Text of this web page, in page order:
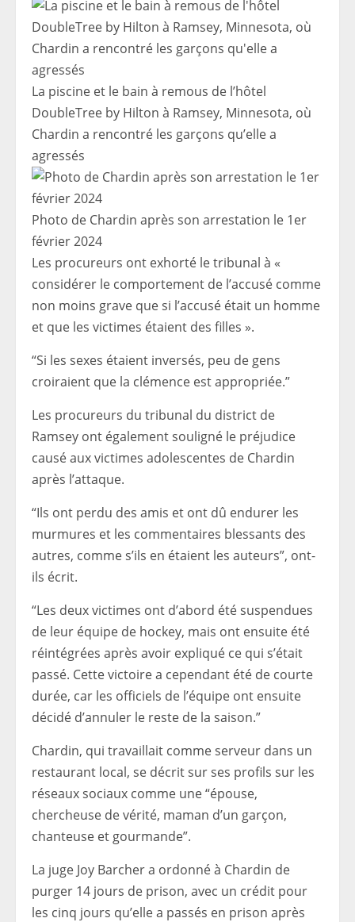
La piscine et le bain à remous de l’hôtel
DoubleTree by Hilton à Ramsey, Minnesota, où
Chardin a rencontré les garçons qu’elle a
agressés
Photo de Chardin après son arrestation le 1er
février 2024
Les procureurs ont exhorté le tribunal à «
considérer le comportement de l’accusé comme
non moins grave que si l’accusé était un homme
et que les victimes étaient des filles ».
“Si les sexes étaient inversés, peu de gens
croiraient que la clémence est appropriée.”
Les procureurs du tribunal du district de
Ramsey ont également souligné le préjudice
causé aux victimes adolescentes de Chardin
après l’attaque.
“Ils ont perdu des amis et ont dû endurer les
murmures et les commentaires blessants des
autres, comme s’ils en étaient les auteurs”, ont-
ils écrit.
“Les deux victimes ont d’abord été suspendues
de leur équipe de hockey, mais ont ensuite été
réintégrées après avoir expliqué ce qui s’était
passé. Cette victoire a cependant été de courte
durée, car les officiels de l’équipe ont ensuite
décidé d’annuler le reste de la saison.”
Chardin, qui travaillait comme serveur dans un
restaurant local, se décrit sur ses profils sur les
réseaux sociaux comme une “épouse,
chercheuse de vérité, maman d’un garçon,
chanteuse et gourmande”.
La juge Joy Barcher a ordonné à Chardin de
purger 14 jours de prison, avec un crédit pour
les cinq jours qu’elle a passés en prison après